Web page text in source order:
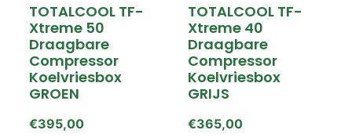
TOTALCOOL TF-
Xtreme 50
Draagbare
Compressor
Koelvriesbox
GROEN
€395,00
TOTALCOOL TF-
Xtreme 40
Draagbare
Compressor
Koelvriesbox
GRIJS
€365,00